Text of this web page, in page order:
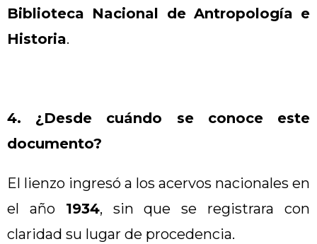
Biblioteca Nacional de Antropología e
Historia.
4. ¿Desde cuándo se conoce este
documento?
El lienzo ingresó a los acervos nacionales en
el año 1934, sin que se registrara con
claridad su lugar de procedencia.